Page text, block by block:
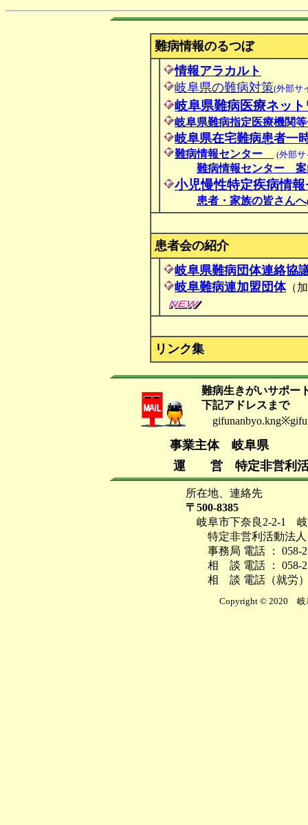
難病情報のるつぼ
情報アラカルト
岐阜県の難病対策(外部サ
岐阜県難病医療ネッ
岐阜県難病指定医療機関
岐阜県在宅難病患者一
難病情報センター (外部サ
難病情報センター 案
小児慢性特定疾病情
患者・家族の皆さんへ
患者会の紹介
岐阜県難病団体連絡協
岐阜難病連加盟団体（
リンク集
難病生きがいサポー
下記アドレスまで
事業主体 岐阜県
運 営 特定非営利活
所在地、連絡先
〒500-8385
岐阜市下奈良2-2-1 岐
特定非営利活動法人
事務局 電話 ： 058-
相 談 電話 ： 058-
相 談 電話（就労）
Copyright © 2020 岐